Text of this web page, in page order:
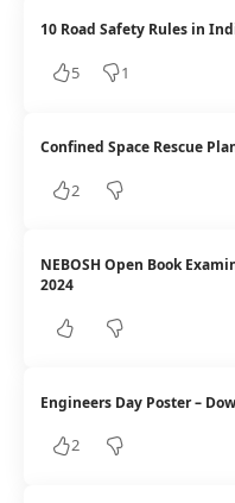
10 Road Safety Rules in
5 1
Confined Space Rescue
2
NEBOSH Open Book
2024
Engineers Day Poster –
2